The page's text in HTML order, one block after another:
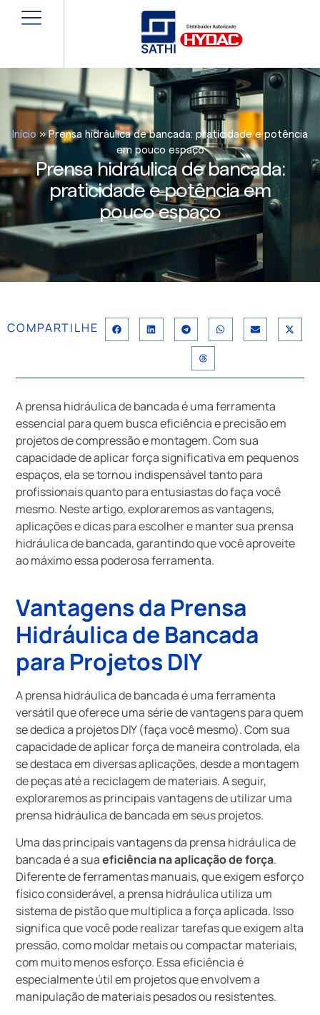
Início »Prensa hidráulica de bancada: praticidade e potência
em pouco espaço
Prensa hidráulica de bancada:
praticidade e potência em
pouco espaço
COMPARTILHE
A prensa hidráulica de bancada é uma ferramenta
essencial para quem busca eficiência e precisão em
projetos de compressão e montagem. Com sua
capacidade de aplicar força significativa em pequenos
espaços, ela se tornou indispensável tanto para
profissionais quanto para entusiastas do faça você
mesmo. Neste artigo, exploraremos as vantagens,
aplicações e dicas para escolher e manter sua prensa
hidráulica de bancada, garantindo que você aproveite
ao máximo essa poderosa ferramenta.
Vantagens da Prensa
Hidráulica de Bancada
para Projetos DIY
A prensa hidráulica de bancada é uma ferramenta
versátil que oferece uma série de vantagens para quem
se dedica a projetos DIY (faça você mesmo). Com sua
capacidade de aplicar força de maneira controlada, ela
se destaca em diversas aplicações, desde a montagem
de peças até a reciclagem de materiais. A seguir,
exploraremos as principais vantagens de utilizar uma
prensa hidráulica de bancada em seus projetos.
Uma das principais vantagens da prensa hidráulica de
bancada é a suaeficiência na aplicação de força.
Diferente de ferramentas manuais, que exigem esforço
físico considerável, a prensa hidráulica utiliza um
sistema de pistão que multiplica a força aplicada. Isso
significa que você pode realizar tarefas que exigem alta
pressão, como moldar metais ou compactar materiais,
com muito menos esforço. Essa eficiência é
especialmente útil em projetos que envolvem a
manipulação de materiais pesados ou resistentes.